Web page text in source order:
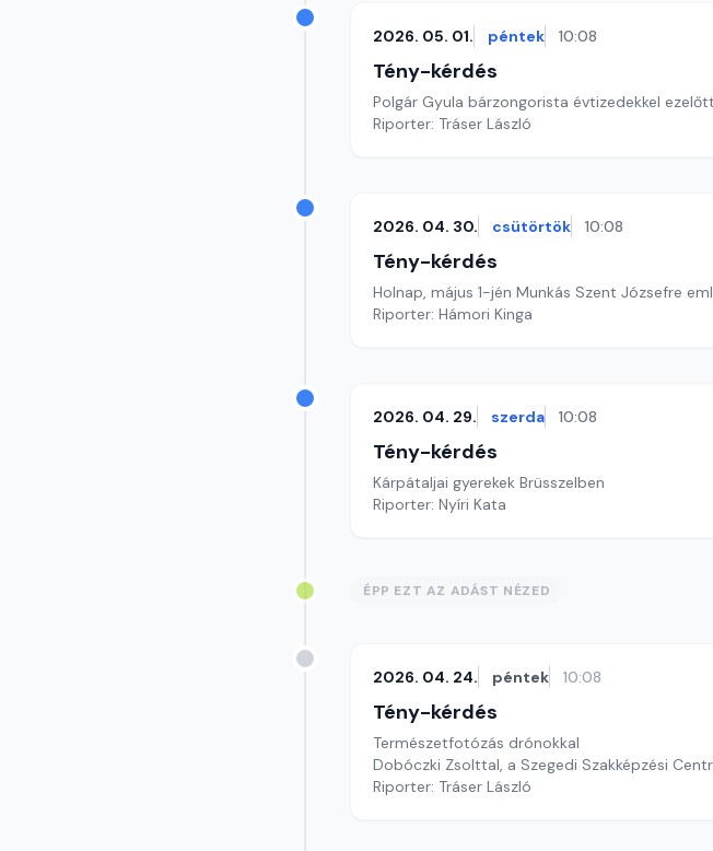
2026. 05. 01. péntek 10:08
Tény-kérdés
Polgár Gyula bárzongorista évtizedekkel
Riporter: Tráser László
2026. 04. 30. csütörtök 10:08
Tény-kérdés
Holnap, május 1-jén Munkás Szent Józsefre
Riporter: Hámori Kinga
2026. 04. 29. szerda 10:08
Tény-kérdés
Kárpátaljai gyerekek Brüsszelben
Riporter: Nyíri Kata
ÉPP EZT AZ ADÁST NÉZED
2026. 04. 24. péntek 10:08
Tény-kérdés
Természetfotózás drónokkal
Dobóczki Zsolttal, a Szegedi Szakképzési
Riporter: Tráser László